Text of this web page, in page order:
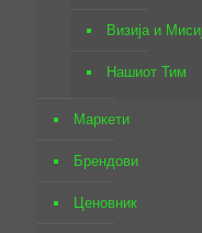
Визија и
Нашиот Тим
Маркети
Брендови
Ценовник